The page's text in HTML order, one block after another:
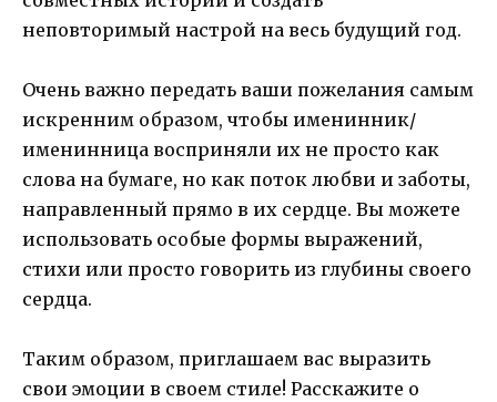
неповторимый настрой на весь будущий год.
Очень важно передать ваши пожелания самым
искренним образом, чтобы именинник/
именинница восприняли их не просто как
слова на бумаге, но как поток любви и заботы,
направленный прямо в их сердце. Вы можете
использовать особые формы выражений,
стихи или просто говорить из глубины своего
сердца.
Таким образом, приглашаем вас выразить
свои эмоции в своем стиле! Расскажите о